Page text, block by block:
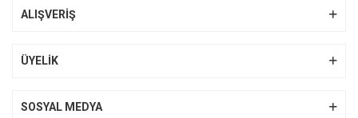
Ürün bilgilerinde hatalar bulunuyor.
ALIŞVERİŞ
ÜYELİK
SOSYAL MEDYA